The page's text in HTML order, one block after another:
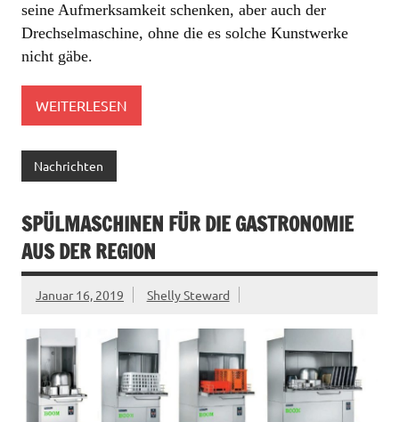
seine Aufmerksamkeit schenken, aber auch der
Drechselmaschine, ohne die es solche Kunstwerke
nicht gäbe.
WEITERLESEN
Nachrichten
SPÜLMASCHINEN FÜR DIE GASTRONOMIE
AUS DER REGION
Januar 16, 2019 Shelly Steward